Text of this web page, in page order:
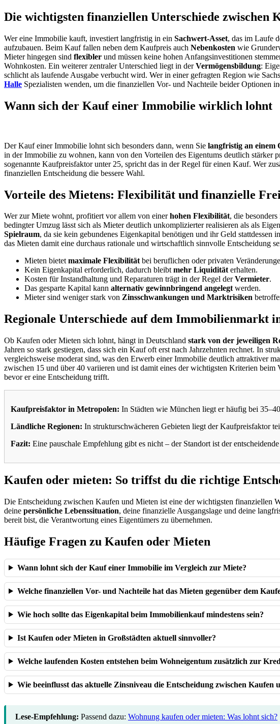
Die wichtigsten finanziellen Unterschiede zwischen
Wer eine Immobilie kauft, investiert langfristig in ein Sachwert-Asset, das im Laufe
aufzubauen. Beim Kauf fallen neben dem Kaufpreis auch Nebenkosten wie
Mieter hingegen sind flexibler und müssen keine hohen Anfangsinvestitionen
Wohnkosten. Ein weiterer zentraler Unterschied liegt in derVermögensbildung:
schlicht als laufende Ausgabe verbucht wird. Wer in einer gefragten Region wie
Halle Spezialisten wenden, um die finanziellen Vor- und Nachteile beider Optionen
Wann sich der Kauf einer Immobilie wirklich lohnt
Der Kauf einer Immobilie lohnt sich besonders dann, wenn Sie langfristig an einem
in der Immobilie zu wohnen, kann von den Vorteilen des Eigentums deutlich stärker
sogenannte Kaufpreisfaktor unter 25, spricht das in der Regel für einen Kauf. Wer
finanziellen Entscheidung die bessere Wahl.
Vorteile des Mietens: Flexibilität und finanzielle
Wer zur Miete wohnt, profitiert vor allem von einerhohen Flexibilität, die
bedingter Umzug lässt sich als Mieter deutlich unkomplizierter realisieren als als
Spielraum, da sie kein gebundenes Eigenkapital benötigen und ihr Geld
das Mieten damit eine durchaus rationale und wirtschaftlich sinnvolle Entscheidung
Mieten bietetmaximale Flexibilitätbei beruflichen oder privaten
Kein Eigenkapital erforderlich, dadurch bleibtmehr Liquiditäterhalten.
Kosten für Instandhaltung und Reparaturen trägt in der Regel derVermieter.
Das gesparte Kapital kann alternativ gewinnbringend angelegtwerden.
Mieter sind weniger stark von Zinsschwankungen und Marktrisiken
Regionale Unterschiede auf dem Immobilienmarkt
Ob Kaufen oder Mieten sich lohnt, hängt in Deutschland stark von der jeweiligen
Jahren so stark gestiegen, dass sich ein Kauf oft erst nach Jahrzehnten rechnet. In
vergleichsweise moderat sind, was den Erwerb einer Immobilie deutlich attraktiver
zwischen 15 und über 40 variieren und ist damit eines der wichtigsten Kriterien
bevor er eine Entscheidung trifft.
Kaufpreisfaktor in Metropolen: In Städten wie München liegt er häufig bei
Ländliche Regionen: In strukturschwächeren Gebieten liegt der Kaufpreisfaktor
Fazit: Eine pauschale Empfehlung gibt es nicht – der Standort ist der
Kaufen oder mieten: So triffst du die richtige
Die Entscheidung zwischen Kaufen und Mieten ist eine der wichtigsten finanziellen
deine persönliche Lebenssituation, deine finanzielle Ausgangslage und deine
bereit bist, die Verantwortung eines Eigentümers zu übernehmen.
Häufige Fragen zu Kaufen oder Mieten
Wann lohnt sich der Kauf einer Immobilie im Vergleich zur Miete?
Welche finanziellen Vor- und Nachteile hat das Mieten gegenüber dem
Wie hoch sollte das Eigenkapital beim Immobilienkauf mindestens sein?
Ist Kaufen oder Mieten in Großstädten aktuell sinnvoller?
Welche laufenden Kosten entstehen beim Wohneigentum zusätzlich zur
Wie beeinflusst das aktuelle Zinsniveau die Entscheidung zwischen Kaufen
Lese-Empfehlung: Passend dazu: Wohnung kaufen oder mieten: Was lohnt sich?